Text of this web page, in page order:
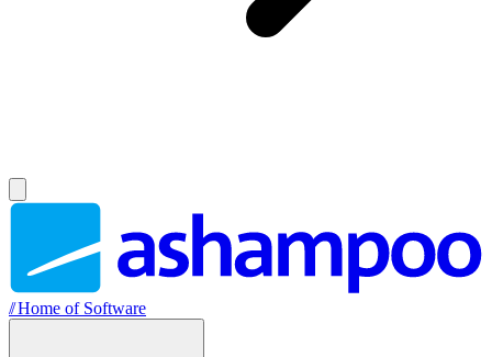
//Home of Software